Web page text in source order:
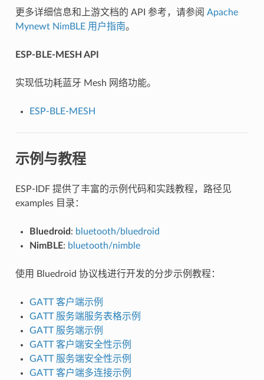
更多详细信息和上游文档的 API 参考，请参阅 Apache
Mynewt NimBLE 用户指南。
ESP-BLE-MESH API
实现低功耗蓝牙 Mesh 网络功能。
ESP-BLE-MESH
示例与教程
ESP-IDF 提供了丰富的示例代码和实践教程，路径见
examples 目录：
Bluedroid : bluetooth/bluedroid
NimBLE: bluetooth/nimble
使用 Bluedroid 协议栈进行开发的分步示例教程：
GATT 客户端示例
GATT 服务端服务表格示例
GATT 服务端示例
GATT 客户端安全性示例
GATT 服务端安全性示例
GATT 客户端多连接示例